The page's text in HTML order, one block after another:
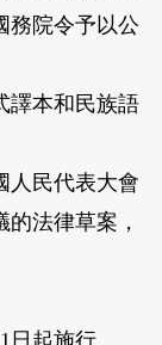
務院令予以公
譯本和民族語
民代表大會
法律草案，